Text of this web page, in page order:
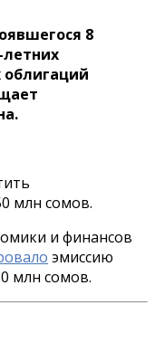
8
летних
облигаций
млн сомов.
и финансов
эмиссию
млн сомов.